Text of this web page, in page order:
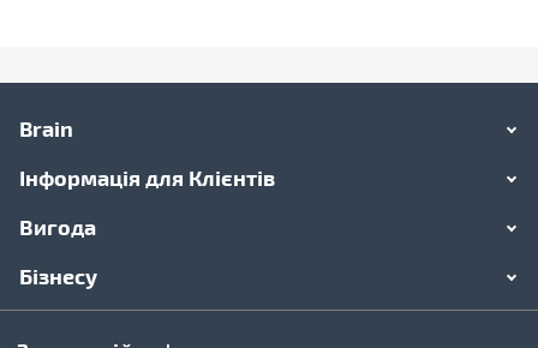
Brain
Інформація для Клієнтів
Вигода
Бізнесу